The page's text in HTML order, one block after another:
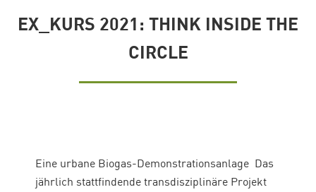
EX_KURS 2021: THINK INSIDE THE
CIRCLE
Eine urbane Biogas-Demonstrationsanlage Das
jährlich stattfindende transdisziplinäre Projekt